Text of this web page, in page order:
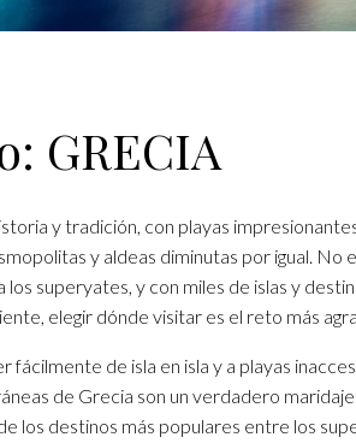
GRECIA
y tradición, con playas
y aldeas diminutas por igual. No
superyates, y con miles de islas y
elegir dónde visitar es el reto más
de isla en isla y a playas
de Grecia son un verdadero
los destinos más populares entre los